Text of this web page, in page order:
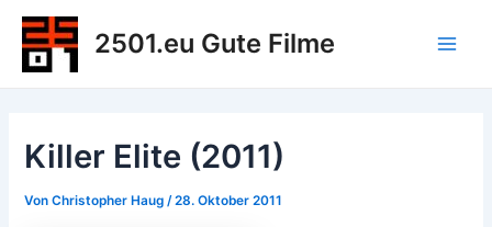
Zum
Inhalt
springen
2501.eu Gute Filme
Killer Elite (2011)
VonChristopher Haug/28. Oktober 2011